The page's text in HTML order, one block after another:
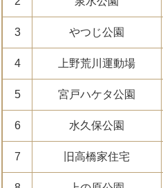
3 やつじ公園
4 上野荒川運動場
5 宮戸ハケタ公園
6 水久保公園
7 旧高橋家住宅